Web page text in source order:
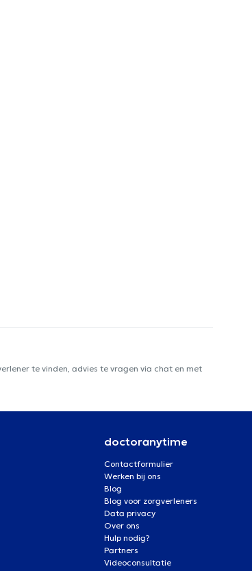
te vinden, advies te vragen via chat en met
doctoranytime
Contactformulier
Werken bij ons
Blog
Blog voor zorgverleners
Data privacy
Over ons
Hulp nodig?
Partners
Videoconsultatie